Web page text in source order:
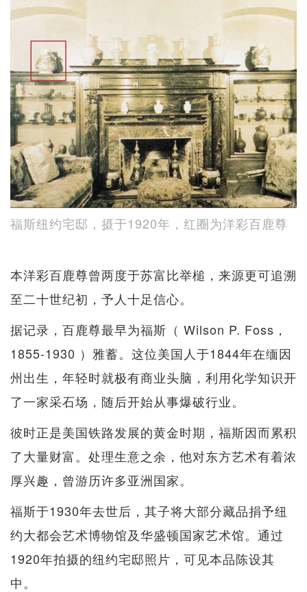
福斯纽约宅邸，摄于1920年，红圈为洋彩百鹿尊
本洋彩百鹿尊曾两度于苏富比举槌，来源更可追溯
至二十世纪初，予人十足信心。
据记录，百鹿尊最早为福斯（ Wilson P. Foss，
1855-1930 ）雅蓄。这位美国人于1844年在缅因
州出生，年轻时就极有商业头脑，利用化学知识开
了一家采石场，随后开始从事爆破行业。
彼时正是美国铁路发展的黄金时期，福斯因而累积
了大量财富。处理生意之余，他对东方艺术有着浓
厚兴趣，曾游历许多亚洲国家。
福斯于1930年去世后，其子将大部分藏品捐予纽
约大都会艺术博物馆及华盛顿国家艺术馆。通过
1920年拍摄的纽约宅邸照片，可见本品陈设其
中。